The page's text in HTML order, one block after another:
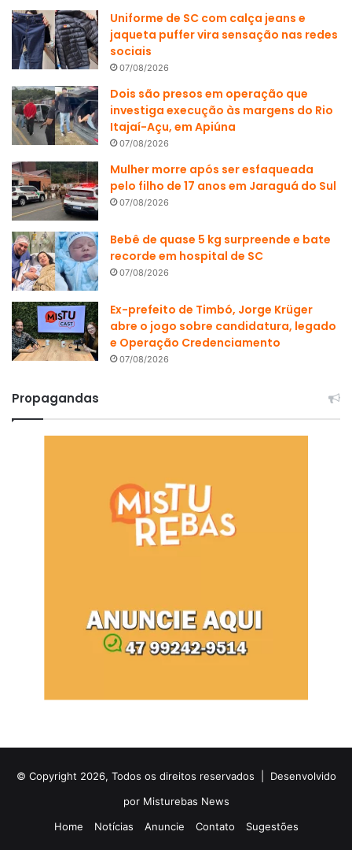
Uniforme de SC com calça jeans e
jaqueta puffer vira sensação nas redes
sociais
07/08/2026
Dois são presos em operação que
investiga execução às margens do Rio
Itajaí-Açu, em Apiúna
07/08/2026
Mulher morre após ser esfaqueada
pelo filho de 17 anos em Jaraguá do Sul
07/08/2026
Bebê de quase 5 kg surpreende e bate
recorde em hospital de SC
07/08/2026
Ex-prefeito de Timbó, Jorge Krüger
abre o jogo sobre candidatura, legado
e Operação Credenciamento
07/08/2026
Propagandas
© Copyright 2026, Todos os direitos reservados | Desenvolvido
por Misturebas News
Home
Notícias Anuncie Contato Sugestões